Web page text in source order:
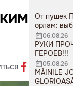
От пушек
орлам:
06.08.26
РУКИ
ГЕРОЕВ!!!
05.08.26
MÂINILE